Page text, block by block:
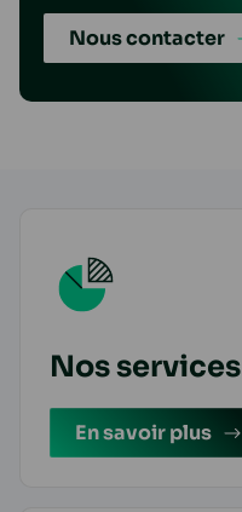
Nous contacter
Nos services
En savoir plus